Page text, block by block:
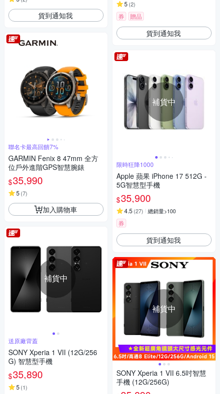
貨到通知我
聯名卡最高回饋7%
GARMIN Fenix 8 47mm 全方
位戶外進階GPS智慧腕錶
$35,990
5 (7)
加入購物車
補貨中
送原廠背蓋
SONY Xperia 1 VII (12G/256
G) 智慧型手機
$35,890
5 (1)
5 (2)
券 贈品
貨到通知我
補貨中
限時狂降1000
Apple 蘋果 iPhone 17 512G -
5G智慧型手機
$35,900
4.5 (27) 總銷量>100
券
貨到通知我
補貨中
SONY Xperia 1 VII 6.5吋智慧
手機 (12G/256G)